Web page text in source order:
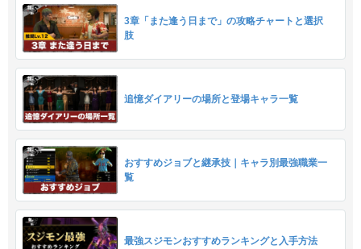
3章「また逢う日まで」の攻略チャートと選択
肢
追憶ダイアリーの場所と登場キャラ一覧
おすすめジョブと継承技｜キャラ別最強職業一
覧
最強スジモンおすすめランキングと入手方法